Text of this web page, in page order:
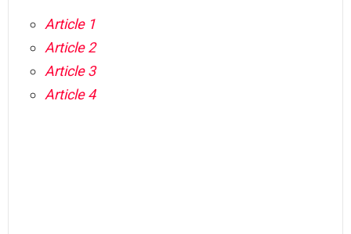
Article 1
Article 2
Article 3
Article 4